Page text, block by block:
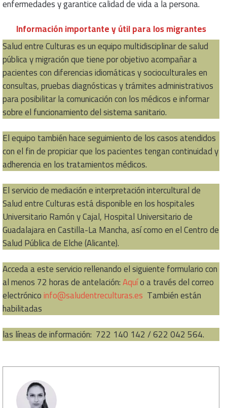
enfermedades y garantice calidad de vida a la persona.
Información importante y útil para los migrantes
Salud entre Culturas es un equipo multidisciplinar de salud
pública y migración que tiene por objetivo acompañar a
pacientes con diferencias idiomáticas y socioculturales en
consultas, pruebas diagnósticas y trámites administrativos
para posibilitar la comunicación con los médicos e informar
sobre el funcionamiento del sistema sanitario.
El equipo también hace seguimiento de los casos atendidos
con el fin de propiciar que los pacientes tengan continuidad y
adherencia en los tratamientos médicos.
El servicio de mediación e interpretación intercultural de
Salud entre Culturas está disponible en los hospitales
Universitario Ramón y Cajal, Hospital Universitario de
Guadalajara en Castilla-La Mancha, así como en el Centro de
Salud Pública de Elche (Alicante).
Acceda a este servicio rellenando el siguiente formulario con
al menos 72 horas de antelación:Aquío a través del correo
electrónicoinfo@saludentreculturas.es También están
habilitadas
las líneas de información: 722 140 142 / 622 042 564.